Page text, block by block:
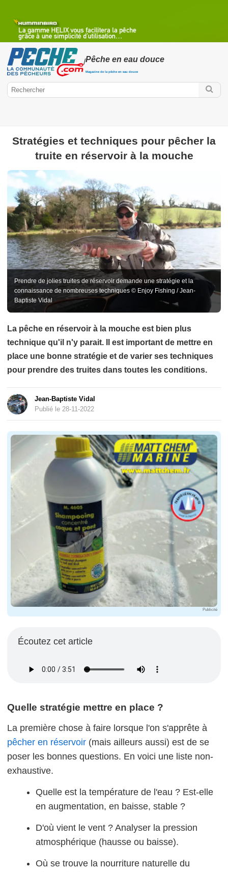
/Pêche en eau douce
Magazine de la pêche en eau douce
Peche.com
Pêche en eau douce
douce
Pêche des carnassiers Pêche à la mouche
coup Pêche au Feeder ou Anglaise
Stratégies et techniques pour pêcher la
truite en réservoir à la mouche
Prendre de jolies truites de réservoir demande une stratégie et la
connaissance de nombreuses techniques © Enjoy Fishing / Jean-
Baptiste Vidal
La pêche en réservoir à la mouche est bien plus
technique qu'il n'y parait. Il est important de mettre en
place une bonne stratégie et de varier ses techniques
pour prendre des truites dans toutes les conditions.
Jean-Baptiste Vidal
Publié le 28-11-2022
Publicité
Écoutez cet article
Quelle stratégie mettre en place ?
La première chose à faire lorsque l'on s'apprête à
pêcher en réservoir (mais ailleurs aussi) est de se
poser les bonnes questions. En voici une liste non-
exhaustive.
Quelle est la température de l'eau ? Est-elle
en augmentation, en baisse, stable ?
D'où vient le vent ? Analyser la pression
atmosphérique (hausse ou baisse).
Où se trouve la nourriture naturelle du